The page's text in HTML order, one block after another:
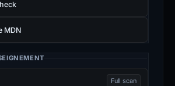
MDN
Full scan